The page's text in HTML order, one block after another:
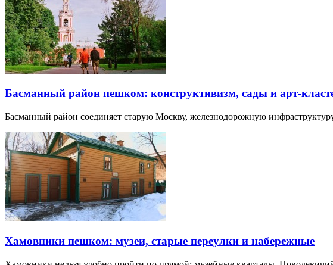
Басманный район пешком: конструктивизм, сады и арт-
Басманный район соединяет старую Москву, железнодорожную
Хамовники пешком: музеи, старые переулки и набережные